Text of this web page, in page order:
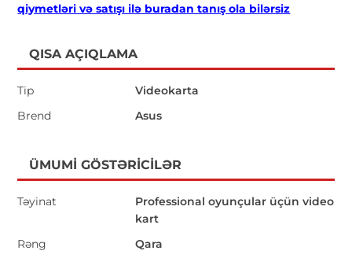
qiymetləri və satışı ilə buradan tanış ola bilərsiz
QISA AÇIQLAMA
Tip
Videokarta
Brend
Asus
ÜMUMI GÖSTƏRICILƏR
Təyinat
Professional oyunçular üçün video
kart
Rəng
Qara